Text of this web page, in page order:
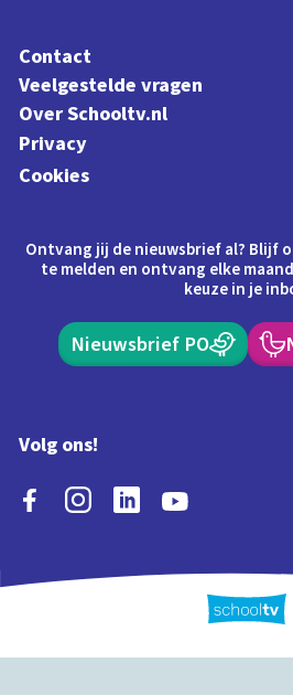
Contact
Veelgestelde vragen
Over Schooltv.nl
Privacy
Cookies
Ontvang jij de nieuwsbrief al? Blijf
te melden en ontvang elke
keuze in je
Nieuwsbrief PO
Volg ons!